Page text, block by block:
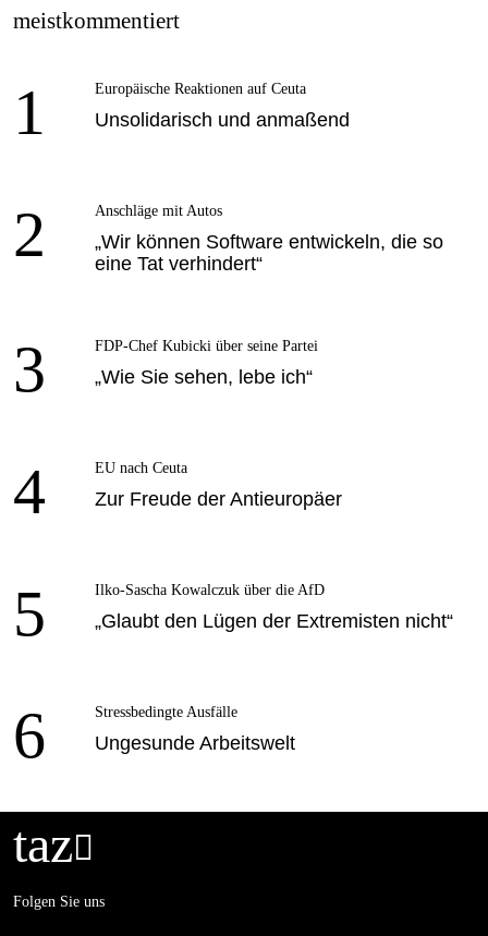
meistkommentiert
1 Europäische Reaktionen auf Ceuta
Unsolidarisch und anmaßend
2 Anschläge mit Autos
„Wir können Software entwickeln, die so
eine Tat verhindert“
3 FDP-Chef Kubicki über seine Partei
„Wie Sie sehen, lebe ich“
4 EU nach Ceuta
Zur Freude der Antieuropäer
5 Ilko-Sascha Kowalczuk über die AfD
„Glaubt den Lügen der Extremisten nicht“
6 Stressbedingte Ausfälle
Ungesunde Arbeitswelt
taz
Folgen Sie uns